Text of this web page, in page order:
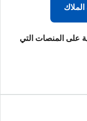
على المنصات التي